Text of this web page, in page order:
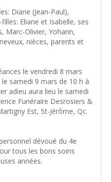
Diane (Jean-Paul),
Eliane et Isabelle, ses
Marc-Olivier, Yohann,
nièces, parents et
le vendredi 8 mars
samedi 9 mars de 10 h à
adieu aura lieu le samedi
Funéraire Desrosiers &
Est, St-Jérôme, Qc.
dévoué du 4e
tous les bons soins
années.